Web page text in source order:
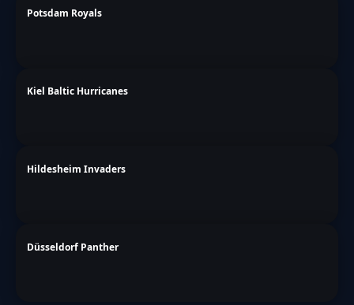
Potsdam Royals
Kiel Baltic Hurricanes
Hildesheim Invaders
Düsseldorf Panther